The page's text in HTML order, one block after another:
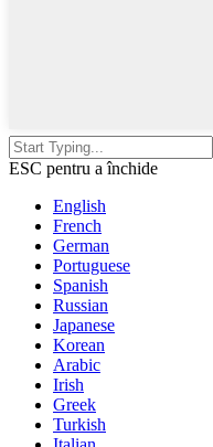
ESC pentru a închide
English
French
German
Portuguese
Spanish
Russian
Japanese
Korean
Arabic
Irish
Greek
Turkish